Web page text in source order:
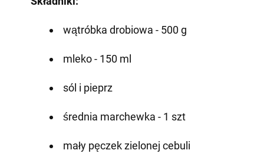
wątróbka drobiowa - 500 g
mleko - 150 ml
sól i pieprz
średnia marchewka - 1 szt
mały pęczek zielonej cebuli